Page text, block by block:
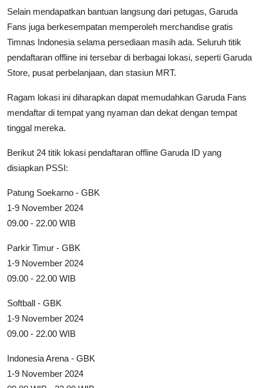
Selain mendapatkan bantuan langsung dari petugas, Garuda
Fans juga berkesempatan memperoleh merchandise gratis
Timnas Indonesia selama persediaan masih ada. Seluruh titik
pendaftaran offline ini tersebar di berbagai lokasi, seperti Garuda
Store, pusat perbelanjaan, dan stasiun MRT.
Ragam lokasi ini diharapkan dapat memudahkan Garuda Fans
mendaftar di tempat yang nyaman dan dekat dengan tempat
tinggal mereka.
Berikut 24 titik lokasi pendaftaran offline Garuda ID yang
disiapkan PSSI:
Patung Soekarno - GBK
1-9 November 2024
09.00 - 22.00 WIB
Parkir Timur - GBK
1-9 November 2024
09.00 - 22.00 WIB
Softball - GBK
1-9 November 2024
09.00 - 22.00 WIB
Indonesia Arena - GBK
1-9 November 2024